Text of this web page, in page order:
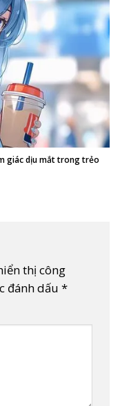
giác dịu mắt trong trẻo
thị công
đánh dấu *